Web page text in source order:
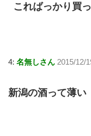
こればっかり買
4: 名無しさん 2015/12/
新潟の酒って薄い